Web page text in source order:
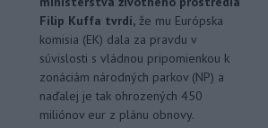
Filip Kuffa tvrdí, že mu Európska
komisia (EK) dala za pravdu v
súvislosti s vládnou pripomienkou k
zonáciám národných parkov (NP) a
naďalej je tak ohrozených 450
miliónov eur z plánu obnovy.